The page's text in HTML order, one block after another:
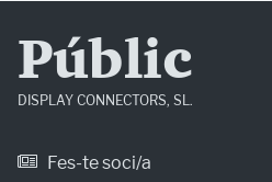
Públic
DISPLAY CONNECTORS, SL.
Fes-te soci/a